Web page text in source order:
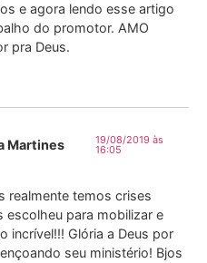
e agora lendo esse artigo
do promotor. AMO
pra Deus.
Martines
19/08/2019 às
16:05
realmente temos crises
escolheu para mobilizar e
incrível!!! Glória a Deus por
seu ministério! Bjos